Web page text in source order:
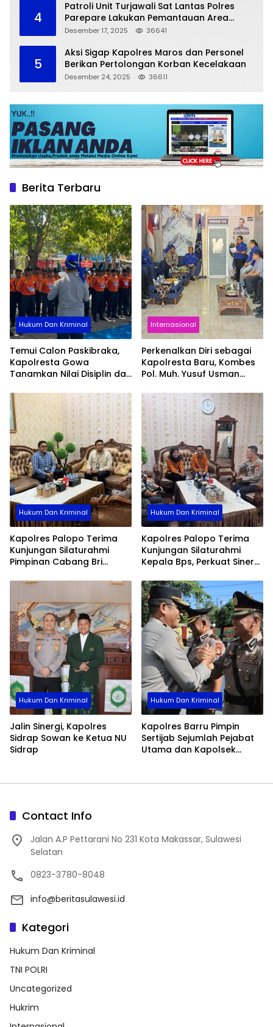
4
Patroli Unit Turjawali Sat Lantas Polres
Parepare Lakukan Pemantauan Area
Larangan Parkir
Desember 17, 2025 36641
5
Aksi Sigap Kapolres Maros dan Personel
Berikan Pertolongan Korban Kecelakaan
Desember 24, 2025 36611
Berita Terbaru
Hukum Dan Kriminal
Temui Calon Paskibraka,
Kapolresta Gowa
Tanamkan Nilai Disiplin dan
Internasional
Perkenalkan Diri sebagai
Kapolresta Baru, Kombes
Pol. Muh. Yusuf Usman
dengan DPC Demokrat
Gowa
Hukum Dan Kriminal
Kapolres Palopo Terima
Kunjungan Silaturahmi
Pimpinan Cabang Bri
Hukum Dan Kriminal
Kapolres Palopo Terima
Kunjungan Silaturahmi
Kepala Bps, Perkuat Sinergi
Hukum Dan Kriminal
Jalin Sinergi, Kapolres
Sidrap Sowan ke Ketua NU
Sidrap
Hukum Dan Kriminal
Kapolres Barru Pimpin
Sertijab Sejumlah Pejabat
Utama dan Kapolsek
Contact Info
Jalan A.P Pettarani No 231 Kota Makassar, Sulawesi
Selatan
0823-3780-8048
info@beritasulawesi.id
Kategori
Hukum Dan Kriminal
TNI POLRI
Uncategorized
Hukrim